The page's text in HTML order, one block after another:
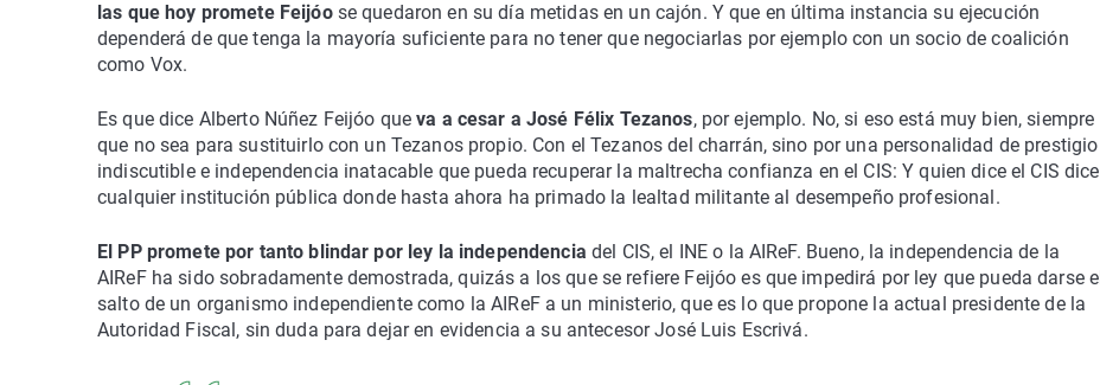
las que hoy promete Feijóose quedaron en su día metidas en un cajón. Y que en última instancia su ejecución
dependerá de que tenga la mayoría suficiente para no tener que negociarlas por ejemplo con un socio de coalición
como Vox.
Es que dice Alberto Núñez Feijóo queva a cesar a José Félix Tezanos, por ejemplo. No, si eso está muy bien, siempre
que no sea para sustituirlo con un Tezanos propio. Con el Tezanos del charrán, sino por una personalidad de prestigio
indiscutible e independencia inatacable que pueda recuperar la maltrecha confianza en el CIS: Y quien dice el CIS dice
cualquier institución pública donde hasta ahora ha primado la lealtad militante al desempeño profesional.
El PP promete por tanto blindar por ley la independencia del CIS, el INE o la AIReF. Bueno, la independencia de la
AIReF ha sido sobradamente demostrada, quizás a los que se refiere Feijóo es que impedirá por ley que pueda darse el
salto de un organismo independiente como la AIReF a un ministerio, que es lo que propone la actual presidente de la
Autoridad Fiscal, sin duda para dejar en evidencia a su antecesor José Luis Escrivá.